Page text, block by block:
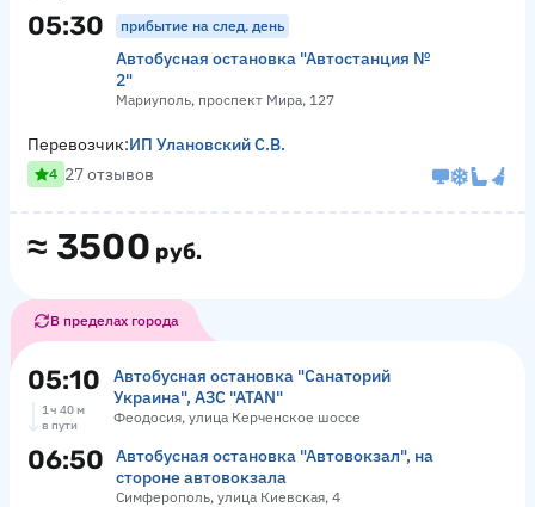
05:30 прибытие на след. день
Автобусная остановка "Автостанция №
2"
Мариуполь, проспект Мира, 127
≈ 3500 руб.
Перевозчик:ИП Улановский С.В.
4 27 отзывов
В пределах города
05:10
Автобусная остановка "Санаторий
Украина", АЗС "ATAN"
Феодосия, улица Керченское шоссе
1 ч 40 м
в пути
06:50
Автобусная остановка "Автовокзал", на
стороне автовокзала
Симферополь, улица Киевская, 4